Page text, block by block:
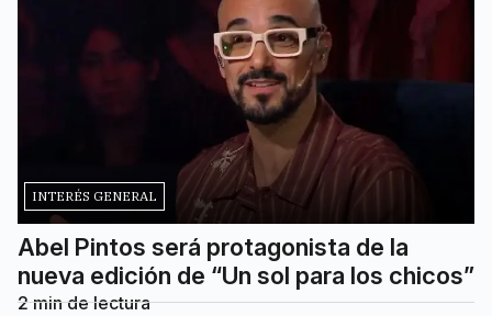
INTERÉS GENERAL
Abel Pintos será protagonista de la
nueva edición de “Un sol para los chicos”
2min de lectura